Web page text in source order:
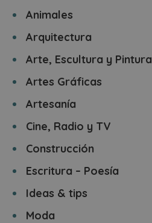
Animales
Arquitectura
Arte, Escultura y Pintura
Artes Gráficas
Artesanía
Cine, Radio y TV
Construcción
Escritura – Poesía
Ideas & tips
Moda